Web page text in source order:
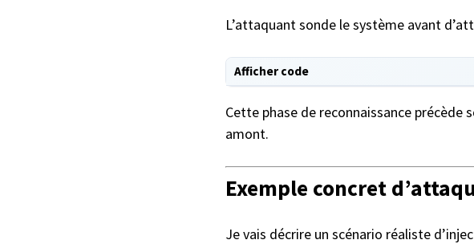
L’attaquant sonde le système avant
Afficher code
Cette phase de reconnaissance
amont.
Exemple concret
Je vais décrire un scénario réaliste